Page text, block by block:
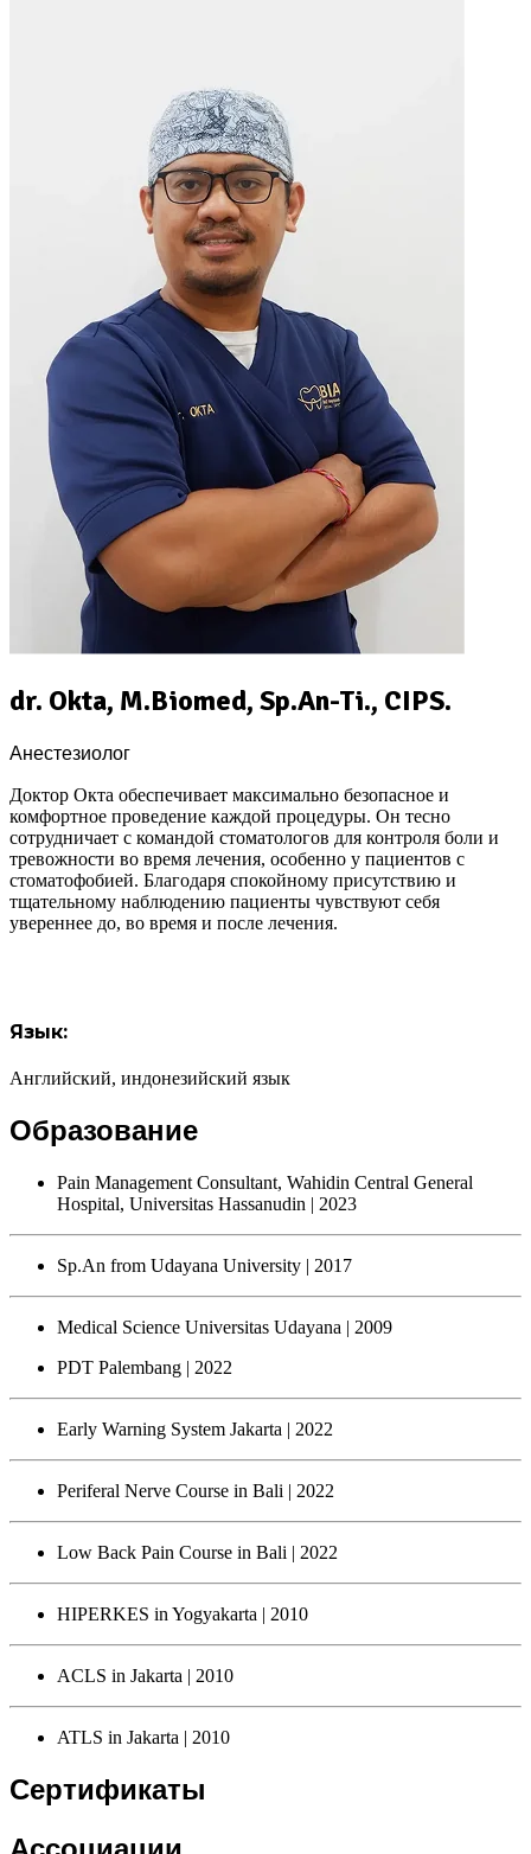
dr. Okta, M.Biomed, Sp.An-Ti., CIPS.
Анестезиолог
Доктор Октa обеспечивает максимально безопасное и
комфортное проведение каждой процедуры. Он тесно
сотрудничает с командой стоматологов для контроля боли и
тревожности во время лечения, особенно у пациентов с
стоматофобией. Благодаря спокойному присутствию и
тщательному наблюдению пациенты чувствуют себя
увереннее до, во время и после лечения.
Язык:
Английский, индонезийский язык
Образование
Pain Management Consultant, Wahidin Central General
Hospital, Universitas Hassanudin | 2023
Sp.An from Udayana University | 2017
Medical Science Universitas Udayana | 2009
PDT Palembang | 2022
Early Warning System Jakarta | 2022
Periferal Nerve Course in Bali | 2022
Low Back Pain Course in Bali | 2022
HIPERKES in Yogyakarta | 2010
ACLS in Jakarta | 2010
ATLS in Jakarta | 2010
Сертификаты